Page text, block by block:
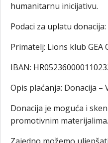
humanitarnu inicijativu.
Podaci za uplatu donacija:
Primatelj: Lions klub GEA
IBAN:
Opis plaćanja: Donacija –
Donacija je moguća i
promotivnim materijalima.